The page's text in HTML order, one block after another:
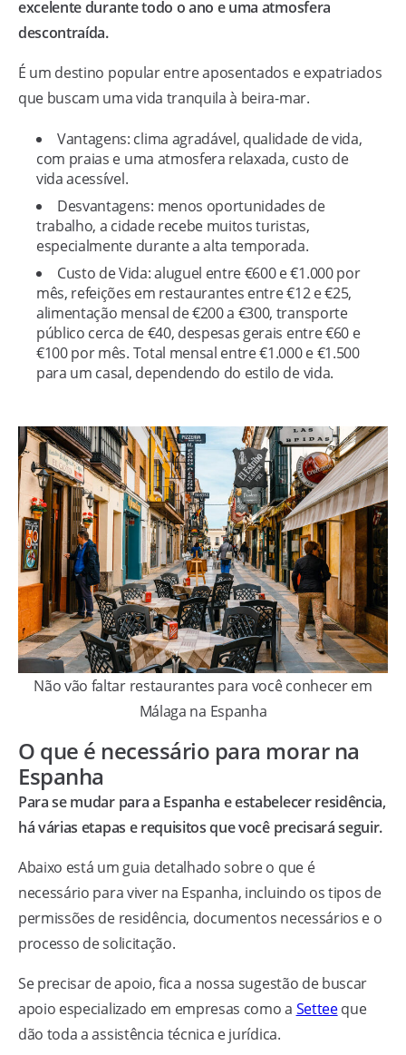
excelente durante todo o ano e uma atmosfera
descontraída.
É um destino popular entre aposentados e expatriados
que buscam uma vida tranquila à beira-mar.
Vantagens: clima agradável, qualidade de vida,
com praias e uma atmosfera relaxada, custo de
vida acessível.
Desvantagens: menos oportunidades de
trabalho, a cidade recebe muitos turistas,
especialmente durante a alta temporada.
Custo de Vida: aluguel entre €600 e €1.000 por
mês, refeições em restaurantes entre €12 e €25,
alimentação mensal de €200 a €300, transporte
público cerca de €40, despesas gerais entre €60 e
€100 por mês. Total mensal entre €1.000 e €1.500
para um casal, dependendo do estilo de vida.
Não vão faltar restaurantes para você conhecer em
Málaga na Espanha
O que é necessário para morar na
Espanha
Para se mudar para a Espanha e estabelecer residência,
há várias etapas e requisitos que você precisará seguir.
Abaixo está um guia detalhado sobre o que é
necessário para viver na Espanha, incluindo os tipos de
permissões de residência, documentos necessários e o
processo de solicitação.
Se precisar de apoio, fica a nossa sugestão de buscar
apoio especializado em empresas como a Setteeque
dão toda a assistência técnica e jurídica.